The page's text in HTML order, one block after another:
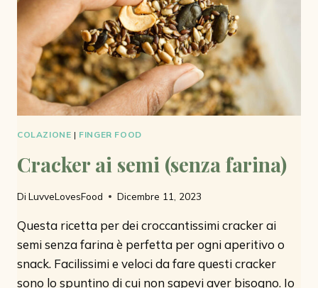
COLAZIONE | FINGER FOOD
Cracker ai semi (senza farina)
Di LuvveLovesFood Dicembre 11, 2023
Questa ricetta per dei croccantissimi cracker ai
semi senza farina è perfetta per ogni aperitivo o
snack. Facilissimi e veloci da fare questi cracker
sono lo spuntino di cui non sapevi aver bisogno. Io